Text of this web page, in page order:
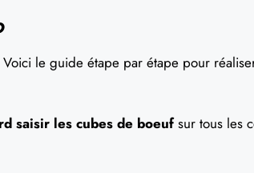
le guide étape par étape pour
saisir les cubes de boeufsur tous les